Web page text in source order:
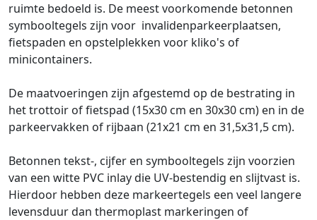
ruimte bedoeld is. De meest voorkomende betonnen
symbooltegels zijn voor invalidenparkeerplaatsen,
fietspaden en opstelplekken voor kliko's of
minicontainers.
De maatvoeringen zijn afgestemd op de bestrating in
het trottoir of fietspad (15x30 cm en 30x30 cm) en in de
parkeervakken of rijbaan (21x21 cm en 31,5x31,5 cm).
Betonnen tekst-, cijfer en symbooltegels zijn voorzien
van een witte PVC inlay die UV-bestendig en slijtvast is.
Hierdoor hebben deze markeertegels een veel langere
levensduur dan thermoplast markeringen of